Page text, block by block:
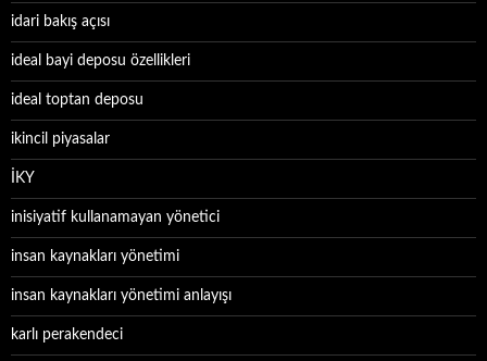
idari bakış açısı
ideal bayi deposu özellikleri
ideal toptan deposu
ikincil piyasalar
İKY
inisiyatif kullanamayan yönetici
insan kaynakları yönetimi
insan kaynakları yönetimi anlayışı
karlı perakendeci